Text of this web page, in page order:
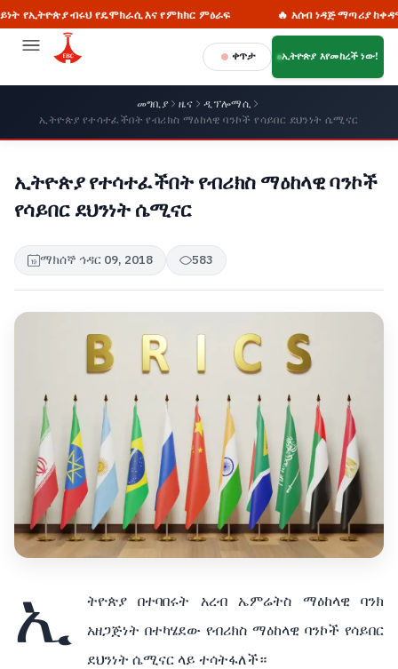
ብሩህ የዴሞክራሲ እና የምክክር ምዕራፍ 🔥 አሰብ ነዳጅ ማጣሪያ ከቀዳማዊ ኃይለ
ቀጥታ ኢትዮጵያ እየመከረች ነው!
መግቢያ ዜና
ዲፕሎማሲ
ኢትዮጵያ የተሳተፈችበት የብሪክስ ማዕከላዊ ባንኮች የሳይበር ደህንነት ሴሚናር
ኢትዮጵያ የተሳተፈችበት የብሪክስ ማዕከላዊ ባንኮች
የሳይበር ደህንነት ሴሚናር
ማክሰኞ ኅዳር 09, 2018 583
ኢ
ትዮጵያ በተባበሩት አረብ ኤምሬትስ ማዕከላዊ ባንክ
አዘጋጅነት በተካሄደው የብሪክስ ማዕከላዊ ባንኮች የሳይበር
ደህንነት ሴሚናር ላይ ተሳትፋለች።